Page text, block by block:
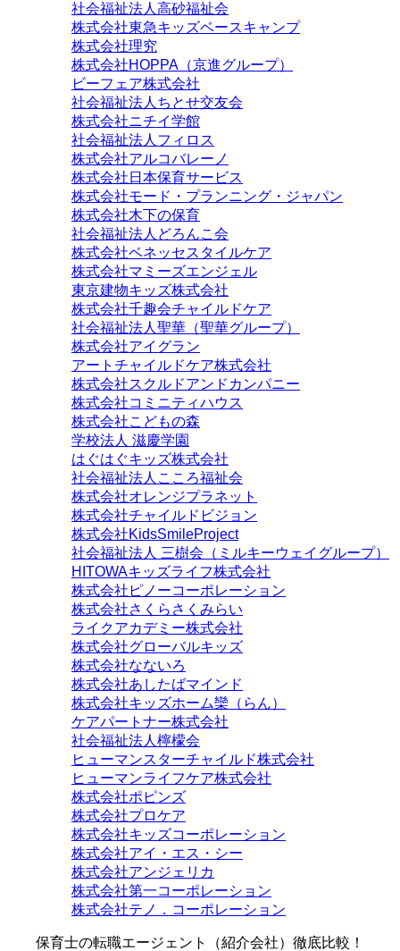
社会福祉法人高砂福祉会
株式会社東急キッズベースキャンプ
株式会社理究
株式会社HOPPA（京進グループ）
ビーフェア株式会社
社会福祉法人ちとせ交友会
株式会社ニチイ学館
社会福祉法人フィロス
株式会社アルコバレーノ
株式会社日本保育サービス
株式会社モード・プランニング・ジャパン
株式会社木下の保育
社会福祉法人どろんこ会
株式会社ベネッセスタイルケア
株式会社マミーズエンジェル
東京建物キッズ株式会社
株式会社千趣会チャイルドケア
社会福祉法人聖華（聖華グループ）
株式会社アイグラン
アートチャイルドケア株式会社
株式会社スクルドアンドカンパニー
株式会社コミニティハウス
株式会社こどもの森
学校法人 滋慶学園
はぐはぐキッズ株式会社
社会福祉法人こころ福祉会
株式会社オレンジプラネット
株式会社チャイルドビジョン
株式会社KidsSmileProject
社会福祉法人 三樹会（ミルキーウェイグループ）
HITOWAキッズライフ株式会社
株式会社ピノーコーポレーション
株式会社さくらさくみらい
ライクアカデミー株式会社
株式会社グローバルキッズ
株式会社なないろ
株式会社あしたばマインド
株式会社キッズホーム欒（らん）
ケアパートナー株式会社
社会福祉法人檸檬会
ヒューマンスターチャイルド株式会社
ヒューマンライフケア株式会社
株式会社ポピンズ
株式会社プロケア
株式会社キッズコーポレーション
株式会社アイ・エス・シー
株式会社アンジェリカ
株式会社第一コーポレーション
株式会社テノ．コーポレーション
保育士の転職エージェント（紹介会社）徹底比較！